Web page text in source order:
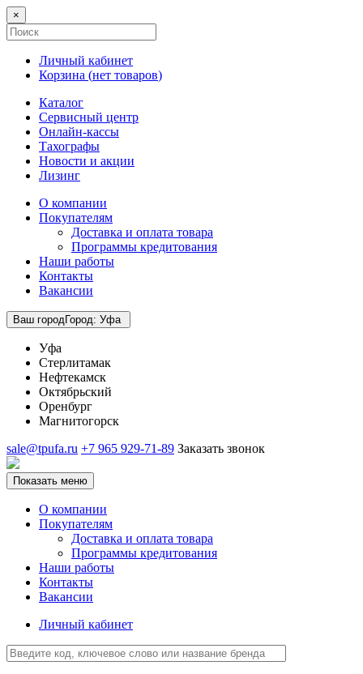
×
Личный кабинет
Корзина (нет товаров)
Каталог
Сервисный центр
Онлайн-кассы
Тахографы
Новости и акции
Лизинг
О компании
Покупателям
Доставка и оплата товара
Программы кредитования
Наши работы
Контакты
Вакансии
Ваш городГород: Уфа
Уфа
Стерлитамак
Нефтекамск
Октябрьский
Оренбург
Магнитогорск
sale@tpufa.ru +7 965 929-71-89 Заказать звонок
Показать меню
О компании
Покупателям
Доставка и оплата товара
Программы кредитования
Наши работы
Контакты
Вакансии
Личный кабинет